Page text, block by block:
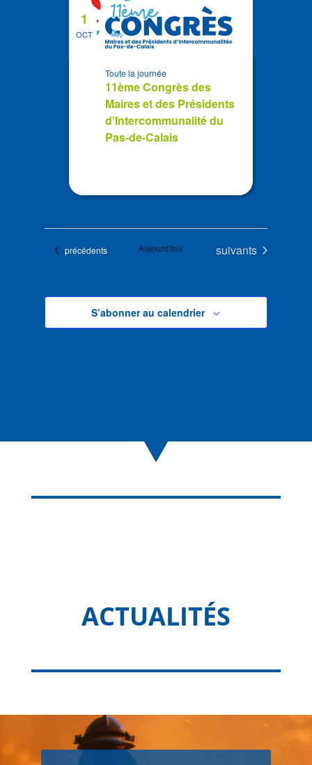
OCT
1
11ème Congrès des
Maires et des Présidents
d’Intercommunalité du
Pas-de-Calais
Toute la journée
Évènements
précédents Aujourd’hui Évènements
suivants
S’abonner au calendrier
ACTUALITÉS